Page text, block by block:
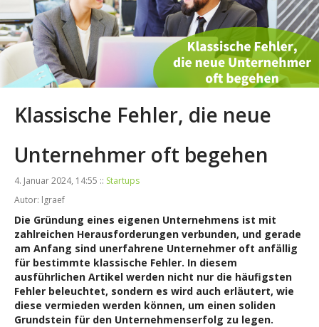
Klassische Fehler, die neue
Unternehmer oft begehen
4. Januar 2024, 14:55 :: Startups
Autor: lgraef
Die Gründung eines eigenen Unternehmens ist mit
zahlreichen Herausforderungen verbunden, und gerade
am Anfang sind unerfahrene Unternehmer oft anfällig
für bestimmte klassische Fehler. In diesem
ausführlichen Artikel werden nicht nur die häufigsten
Fehler beleuchtet, sondern es wird auch erläutert, wie
diese vermieden werden können, um einen soliden
Grundstein für den Unternehmenserfolg zu legen.